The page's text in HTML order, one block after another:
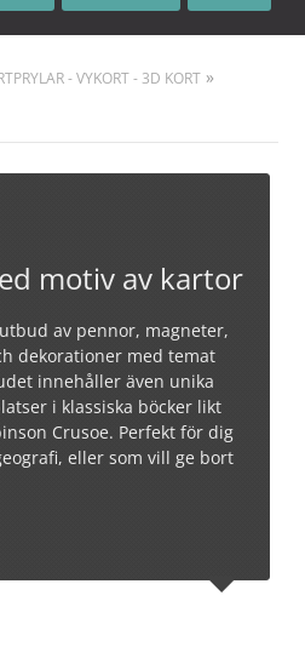
- VYKORT - 3D KORT »
motiv av kartor
av pennor, magneter,
dekorationer med temat
innehåller även unika
i klassiska böcker likt
Crusoe. Perfekt för dig
eller som vill ge bort